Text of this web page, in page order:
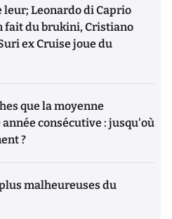
Leonardo di Caprio
fait du brukini, Cristiano
ex Cruise joue du
que la moyenne
consécutive : jusqu'où
?
malheureuses du